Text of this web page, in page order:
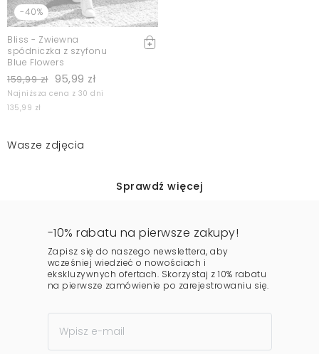
-40%
Bliss - Zwiewna
spódniczka z szyfonu
Blue Flowers
159,99 zł 95,99 zł
Najniższa cena z 30 dni
135,99 zł
Wasze zdjęcia
Sprawdź więcej
-10% rabatu na pierwsze zakupy!
Zapisz się do naszego newslettera, aby
wcześniej wiedzieć o nowościach i
ekskluzywnych ofertach. Skorzystaj z 10% rabatu
na pierwsze zamówienie po zarejestrowaniu się.